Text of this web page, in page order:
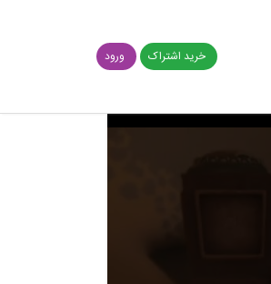
خرید اشتراک
ورود